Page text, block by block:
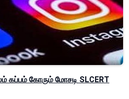
கோரும் மோசடி SLCERT